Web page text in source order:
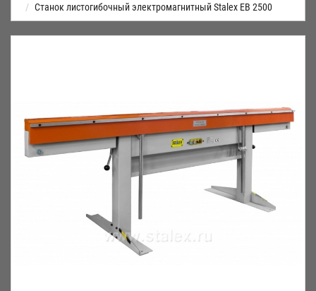
КАБИНЕТ
Станок листогибочный электромагнитный Stalex EB 2500